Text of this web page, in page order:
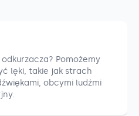
Pomożemy
lęki, takie jak strach
obcymi ludźmi